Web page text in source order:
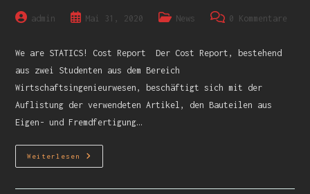
admin Mai 31, 2020 News 0 Kommentare
We are STATICS! Cost Report Der Cost Report, bestehend
aus zwei Studenten aus dem Bereich
Wirtschaftsingenieurwesen, beschäftigt sich mit der
Auflistung der verwendeten Artikel, den Bauteilen aus
Eigen- und Fremdfertigung…
Weiterlesen